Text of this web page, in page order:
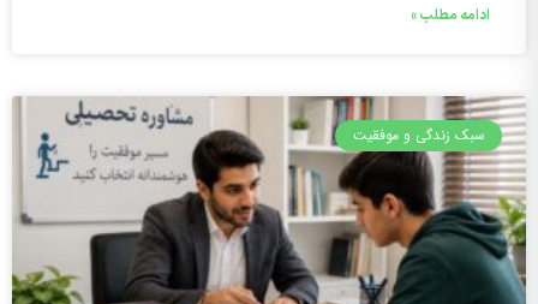
ادامه مطلب »
سبک زندگی و موفقیت